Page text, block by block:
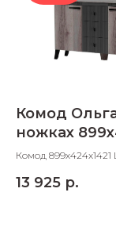
Комод
ножках
Комод
13 925 р.